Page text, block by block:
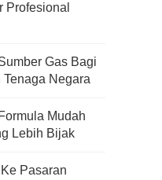
Profesional
Gas Bagi
Negara
Mudah
Lebih Bijak
Pasaran